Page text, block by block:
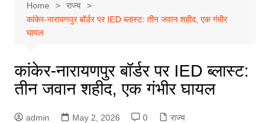
Home
राज्य
कांकेर-नारायणपुर बॉर्डर पर IED ब्लास्ट: तीन जवान शहीद, एक गंभीर
घायल
कांकेर-नारायणपुर बॉर्डर पर IED ब्लास्ट:
तीन जवान शहीद, एक गंभीर घायल
admin May 2, 2026 0 राज्य